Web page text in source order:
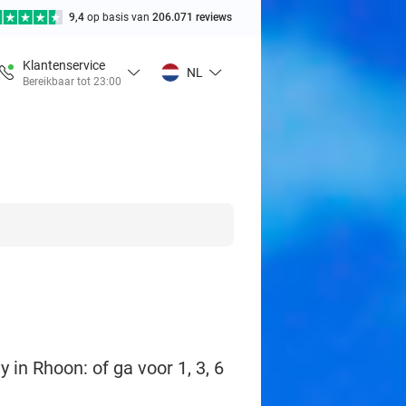
9,4 op basis van 206.071 reviews
Klantenservice
Bereikbaar tot 23:00
NL
in Rhoon: of ga voor 1, 3, 6